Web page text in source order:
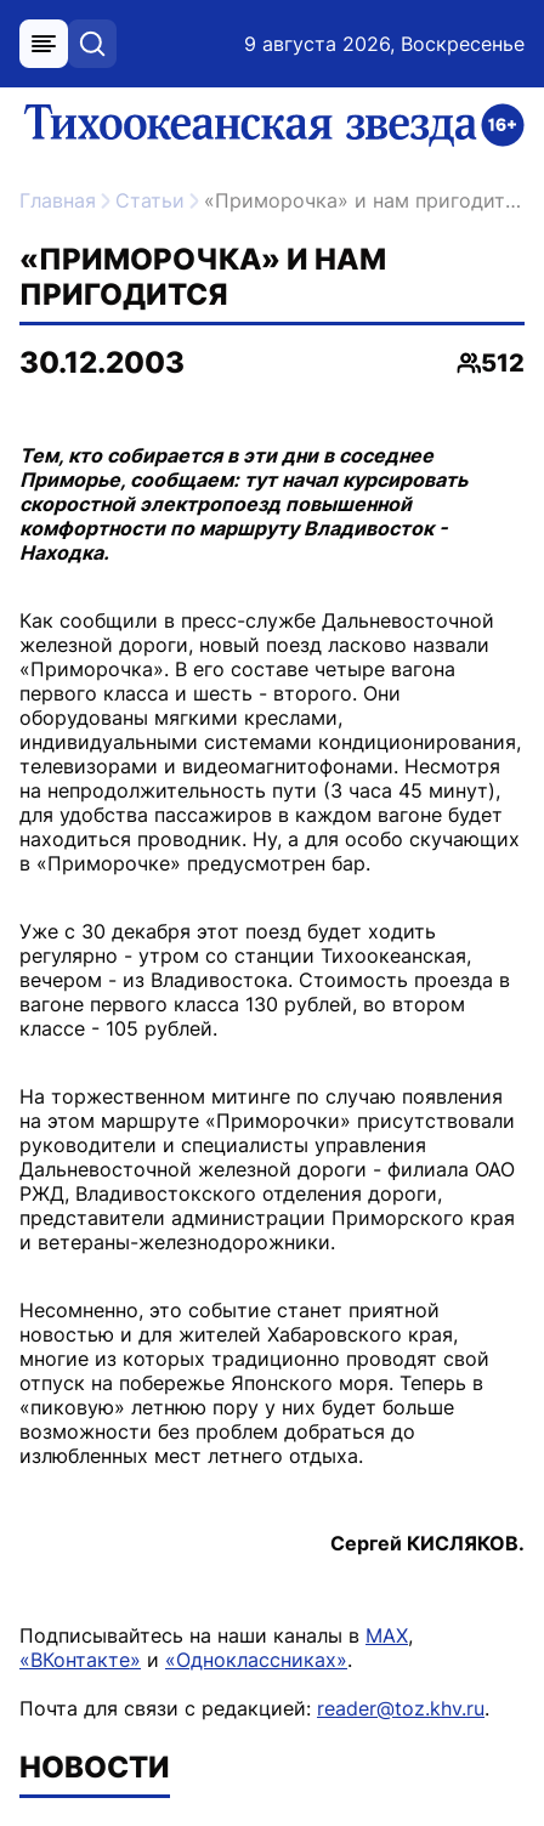
меню поиск 9 августа 2026, Воскресенье
ссылка на главную
Главная Статьи «Приморочка» и нам пригодится
«ПРИМОРОЧКА» И НАМ
ПРИГОДИТСЯ
30.12.2003
512
Тем, кто собирается в эти дни в соседнее
Приморье, сообщаем: тут начал курсировать
скоростной электропоезд повышенной
комфортности по маршруту Владивосток -
Находка.
Как сообщили в пресс-службе Дальневосточной
железной дороги, новый поезд ласково назвали
«Приморочка». В его составе четыре вагона
первого класса и шесть - второго. Они
оборудованы мягкими креслами,
индивидуальными системами кондиционирования,
телевизорами и видеомагнитофонами. Несмотря
на непродолжительность пути (3 часа 45 минут),
для удобства пассажиров в каждом вагоне будет
находиться проводник. Ну, а для особо скучающих
в «Приморочке» предусмотрен бар.
Уже с 30 декабря этот поезд будет ходить
регулярно - утром со станции Тихоокеанская,
вечером - из Владивостока. Стоимость проезда в
вагоне первого класса 130 рублей, во втором
классе - 105 рублей.
На торжественном митинге по случаю появления
на этом маршруте «Приморочки» присутствовали
руководители и специалисты управления
Дальневосточной железной дороги - филиала ОАО
РЖД, Владивостокского отделения дороги,
представители администрации Приморского края
и ветераны-железнодорожники.
Несомненно, это событие станет приятной
новостью и для жителей Хабаровского края,
многие из которых традиционно проводят свой
отпуск на побережье Японского моря. Теперь в
«пиковую» летнюю пору у них будет больше
возможности без проблем добраться до
излюбленных мест летнего отдыха.
Сергей КИСЛЯКОВ.
Подписывайтесь на наши каналы в MAX,
«ВКонтакте» и «Одноклассниках».
Почта для связи с редакцией: reader@toz.khv.ru.
НОВОСТИ